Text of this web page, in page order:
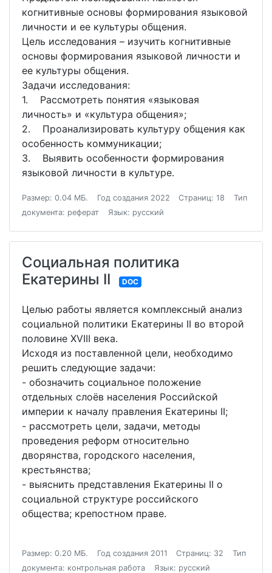
когнитивные основы формирования языковой
личности и ее культуры общения.
Цель исследования – изучить когнитивные
основы формирования языковой личности и
ее культуры общения.
Задачи исследования:
1. Рассмотреть понятия «языковая
личность» и «культура общения»;
2. Проанализировать культуру общения как
особенность коммуникации;
3. Выявить особенности формирования
языковой личности в культуре.
Размер: 0.04 МБ. Год создания 2022 Страниц: 18
Тип
документа: реферат
Язык: русский
Социальная политика
Екатерины II
DOC
Целью работы является комплексный анализ
социальной политики Екатерины II во второй
половине XVIII века.
Исходя из поставленной цели, необходимо
решить следующие задачи:
- обозначить социальное положение
отдельных слоёв населения Российской
империи к началу правления Екатерины II;
- рассмотреть цели, задачи, методы
проведения реформ относительно
дворянства, городского населения,
крестьянства;
- выяснить представления Екатерины II о
социальной структуре российского
общества; крепостном праве.
Размер: 0.20 МБ. Год создания 2011 Страниц: 32
Тип
документа: контрольная работа
Язык: русский